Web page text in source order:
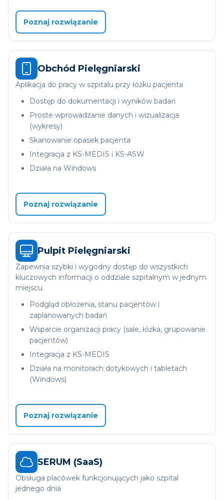
Poznaj rozwiązanie
Obchód Pielęgniarski
Aplikacja do pracy w szpitalu przy łóżku pacjenta
Dostęp do dokumentacji i wyników badań
Proste wprowadzanie danych i wizualizacja
(wykresy)
Skanowanie opasek pacjenta
Integracja z KS-MEDIS i KS-ASW
Działa na Windows
Poznaj rozwiązanie
Pulpit Pielęgniarski
Zapewnia szybki i wygodny dostęp do wszystkich
kluczowych informacji o oddziale szpitalnym w jednym
miejscu
Podgląd obłożenia, stanu pacjentów i
zaplanowanych badań
Wsparcie organizacji pracy (sale, łóżka, grupowanie
pacjentów)
Integracja z KS-MEDIS
Działa na monitorach dotykowych i tabletach
(Windows)
Poznaj rozwiązanie
SERUM (SaaS)
Obsługa placówek funkcjonujących jako szpital
jednego dnia